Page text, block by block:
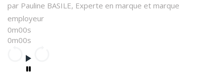
par Pauline BASILE, Experte en marque et marque
employeur
0m00s
0m00s